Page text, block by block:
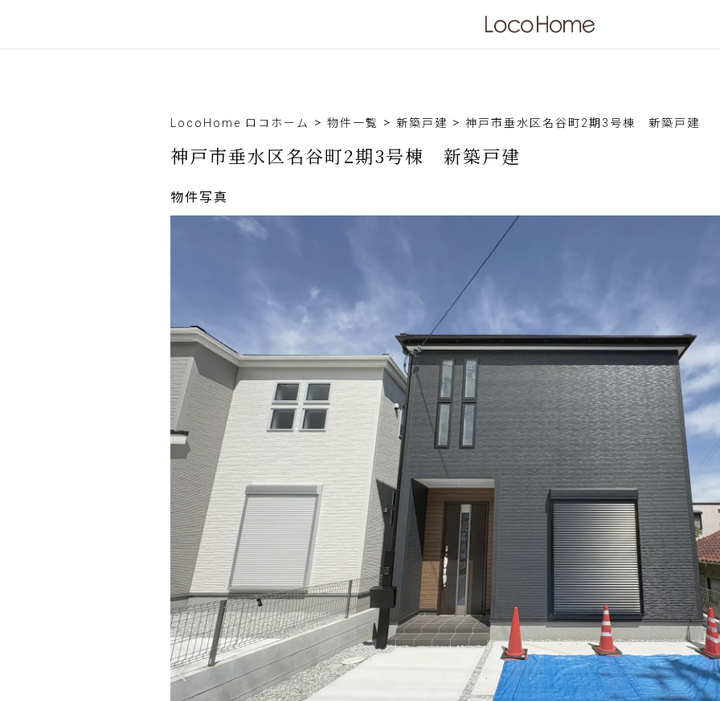
LocoHome ロコホーム > 物件一覧 > 新築戸建 > 神戸市垂水区名谷町2期3号棟 新築戸建
神戸市垂水区名谷町2期3号棟 新築戸建
物件写真